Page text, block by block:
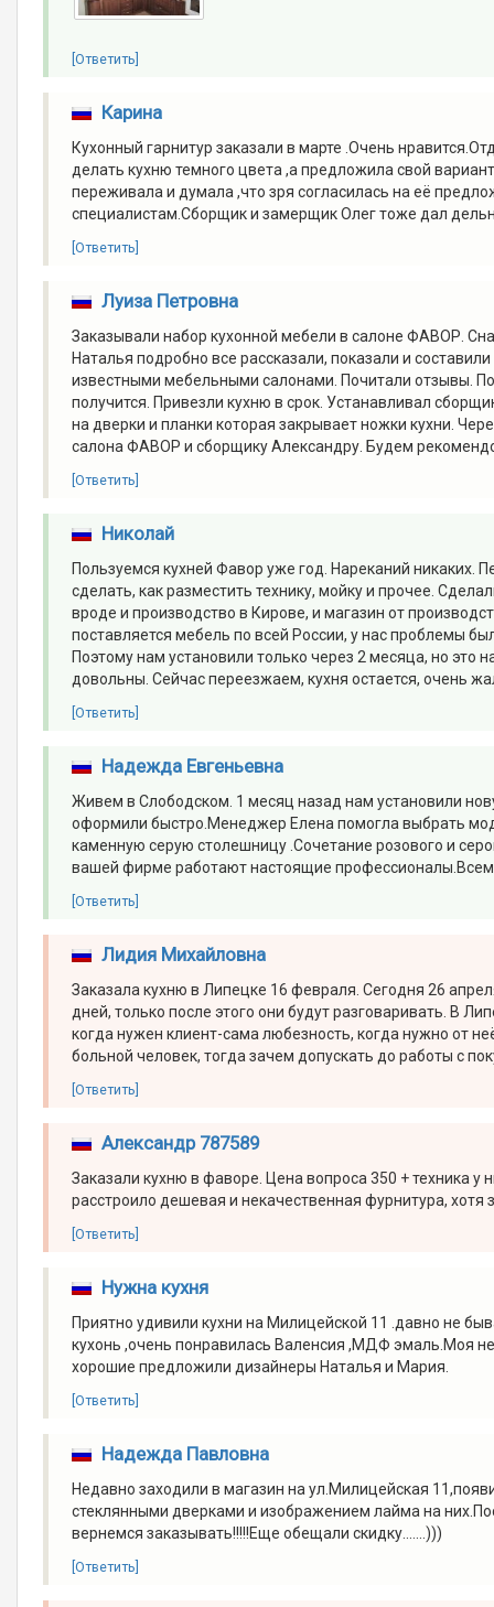
[Ответить]
Карина
Кухонный гарнитур заказали в марте .Очень
делать кухню темного цвета ,а предложила свой
переживала и думала ,что зря согласилась на её
специалистам.Сборщик и замерщик Олег тоже дал
[Ответить]
Луиза Петровна
Заказывали набор кухонной мебели в салоне ФАВОР.
Наталья подробно все рассказали, показали и
известными мебельными салонами. Почитали отзывы.
получится. Привезли кухню в срок. Устанавливал
на дверки и планки которая закрывает ножки кухни.
салона ФАВОР и сборщику Александру. Будем
[Ответить]
Николай
Пользуемся кухней Фавор уже год. Нареканий никаких.
сделать, как разместить технику, мойку и прочее.
вроде и производство в Кирове, и магазин от
поставляется мебель по всей России, у нас проблемы
Поэтому нам установили только через 2 месяца, но это
довольны. Сейчас переезжаем, кухня остается, очень
[Ответить]
Надежда Евгеньевна
Живем в Слободском. 1 месяц назад нам установили
оформили быстро.Менеджер Елена помогла выбрать
каменную серую столешницу .Сочетание розового и
вашей фирме работают настоящие
[Ответить]
Лидия Михайловна
Заказала кухню в Липецке 16 февраля. Сегодня 26
дней, только после этого они будут разговаривать. В
когда нужен клиент-сама любезность, когда нужно от
больной человек, тогда зачем допускать до работы с
[Ответить]
Александр 787589
Заказали кухню в фаворе. Цена вопроса 350 + техника
расстроило дешевая и некачественная фурнитура,
[Ответить]
Нужна кухня
Приятно удивили кухни на Милицейской 11 .давно не
кухонь ,очень понравилась Валенсия ,МДФ эмаль.Моя
хорошие предложили дизайнеры Наталья и Мария.
[Ответить]
Надежда Павловна
Недавно заходили в магазин на ул.Милицейская
стеклянными дверками и изображением лайма на
вернемся заказывать!!!!!Еще обещали скидку.......)))
[Ответить]